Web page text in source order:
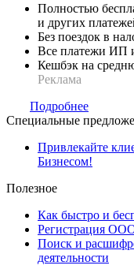
Полностью
и других
Без поездок в
Все платежи ИП
Кешбэк на
Реклама
Подробнее
Специальные
Привлекайте
Бизнесом!
Полезное
Как быстро и
Регистрация
Поиск и
деятельности